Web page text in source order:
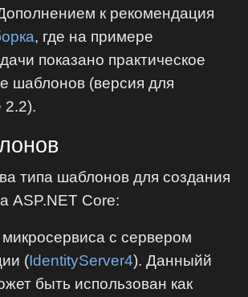
к рекомендация
, где на примере
показано практическое
шаблонов (версия для
2.2).
типа шаблонов для создания
ASP.NET Core:
с сервером
(IdentityServer4). Данныйй
быть использован как